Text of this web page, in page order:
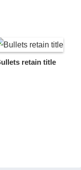
retain title